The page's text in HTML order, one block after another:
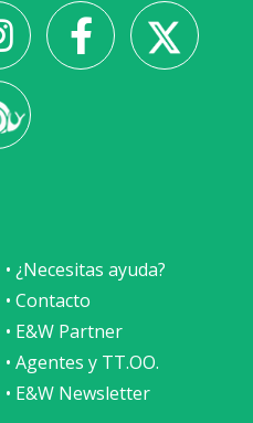
• ¿Necesitas ayuda?
• Contacto
• E&W Partner
• Agentes y TT.OO.
• E&W Newsletter